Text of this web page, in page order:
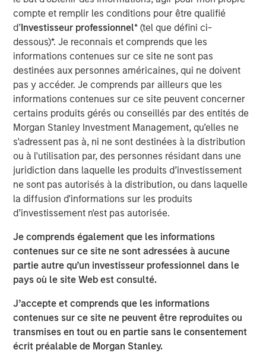
compte et remplir les conditions pour être qualifié
d’Investisseur professionnel* (tel que défini ci-
dessous)*. Je reconnais et comprends que les
informations contenues sur ce site ne sont pas
destinées aux personnes américaines, qui ne doivent
pas y accéder. Je comprends par ailleurs que les
informations contenues sur ce site peuvent concerner
certains produits gérés ou conseillés par des entités de
Morgan Stanley Investment Management, qu’elles ne
s'adressent pas à, ni ne sont destinées à la distribution
ou à l'utilisation par, des personnes résidant dans une
juridiction dans laquelle les produits d’investissement
ne sont pas autorisés à la distribution, ou dans laquelle
la diffusion d'informations sur les produits
d’investissement n'est pas autorisée.
Je comprends également que les informations
contenues sur ce site ne sont adressées à aucune
partie autre qu’un investisseur professionnel dans le
pays où le site Web est consulté.
J’accepte et comprends que les informations
contenues sur ce site ne peuvent être reproduites ou
transmises en tout ou en partie sans le consentement
écrit préalable de Morgan Stanley.
Company to recapitalize its balance sheet, to lower its
annual cash debt service, and to provide liquidity and
increase operating flexibility to fund growth initiatives.
The Company’s successful renegotiation of its Senior
Secured Credit Facility provides a lower interest rate on
the remaining balance.
This investment will accelerate the Company’s effort to
optimize its capital structure as it continues to explore
accretive, strategic solutions with its insurance carrier
partners and to grow its rapidly expanding healthcare
services business.
Additionally, SelectQuote is appointing Chris Wolfe of
Bain Capital and Srdjan Vukovic of Newlight Partners to
the Board of Directors, each bringing over 20 years of
investing and healthcare sector experience to the
Company. SelectQuote anticipates Mr. Wolfe and Mr.
Vukovic will join the Board upon the closing of the
transaction, expected to be on February 28, 2025.
SelectQuote CEO Tim Danker commented, “This strategic
investment provides the financing we need to capitalize
on the robust growth opportunities we foresee in both the
senior health insurance and healthcare services